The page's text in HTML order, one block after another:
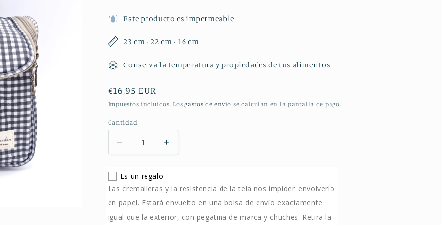
Este producto es impermeable
23 cm · 22 cm · 16 cm
Conserva la temperatura y propiedades de tus alimentos
Precio
habitual
€16,95 EUR
Impuestos incluidos. Losgastos de envío se calculan en la pantalla de pago.
Cantidad
Cantidad
Reducir
cantidad
Neverita
waterproof
Vichy
Negro
Bags
Aumentar
cantidad
waterproof
Vichy
Bags
Es un regalo
Las cremalleras y la resistencia de la tela nos impiden envolverlo
en papel. Estará envuelto en una bolsa de envío exactamente
igual que la exterior, con pegatina de marca y chuches. Retira la